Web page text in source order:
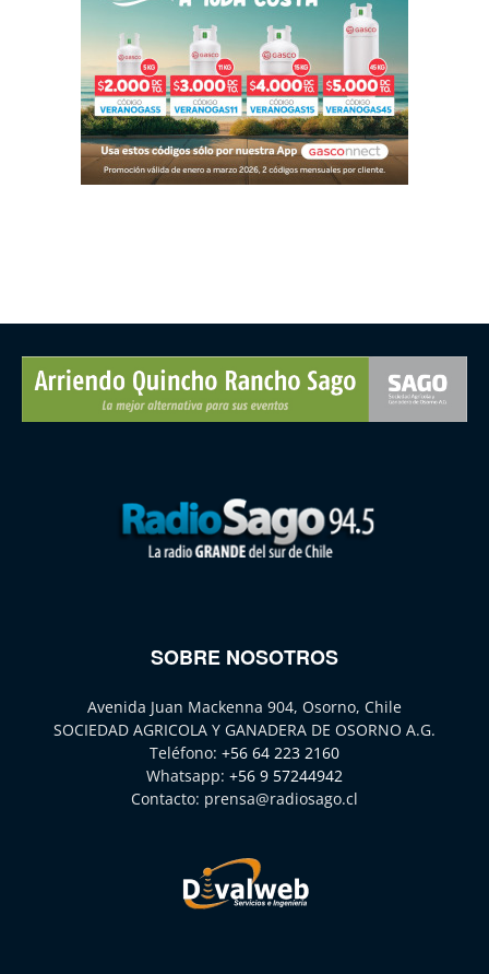
SOBRE NOSOTROS
Avenida Juan Mackenna 904, Osorno, Chile
SOCIEDAD AGRICOLA Y GANADERA DE OSORNO A.G.
Teléfono: +56 64 223 2160
Whatsapp: +56 9 57244942
Contacto: prensa@radiosago.cl